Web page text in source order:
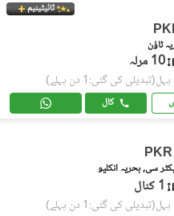
ٹائیٹینیم
ٹاؤن
10 مرلہ
(تبدیلی کی گئی:1 دن پہلے)
کال
PKR
سی, بحریہ انکلیو
1 کنال
(تبدیلی کی گئی:1 دن پہلے)